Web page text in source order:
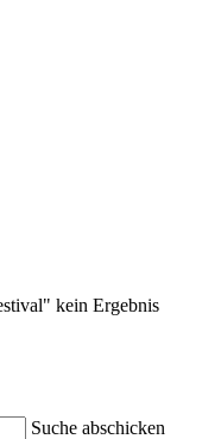
kein Ergebnis
Suche abschicken